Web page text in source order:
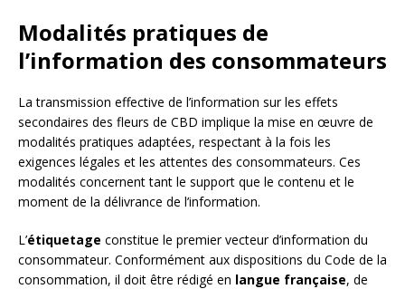
Modalités pratiques de
l’information des consommateurs
La transmission effective de l’information sur les effets
secondaires des fleurs de CBD implique la mise en œuvre de
modalités pratiques adaptées, respectant à la fois les
exigences légales et les attentes des consommateurs. Ces
modalités concernent tant le support que le contenu et le
moment de la délivrance de l’information.
L’étiquetage constitue le premier vecteur d’information du
consommateur. Conformément aux dispositions du Code de la
consommation, il doit être rédigé en langue française, de